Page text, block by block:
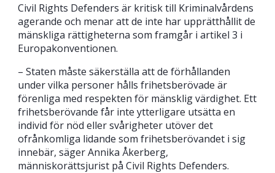
Civil Rights Defenders är kritisk till Kriminalvårdens
agerande och menar att de inte har upprätthållit de
mänskliga rättigheterna som framgår i artikel 3 i
Europakonventionen.
– Staten måste säkerställa att de förhållanden
under vilka personer hålls frihetsberövade är
förenliga med respekten för mänsklig värdighet. Ett
frihetsberövande får inte ytterligare utsätta en
individ för nöd eller svårigheter utöver det
ofrånkomliga lidande som frihetsberövandet i sig
innebär, säger Annika Åkerberg,
människorättsjurist på Civil Rights Defenders.